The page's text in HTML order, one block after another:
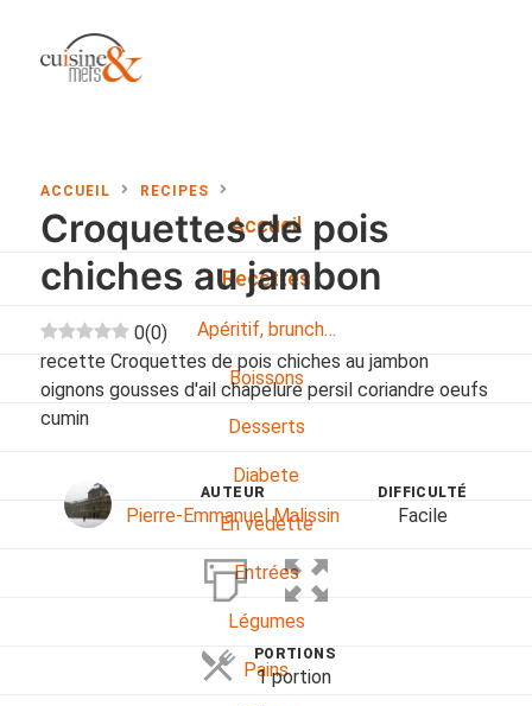
Accueil
Recettes
Apéritif, brunch…
Boissons
Desserts
Diabete
En vedette
Entrées
Légumes
Pains
ACCUEIL RECIPES
Croquettes de pois
chiches au jambon
0(0)
recette Croquettes de pois chiches au jambon
oignons gousses d'ail chapelure persil coriandre oeufs
cumin
AUTEUR
Pierre-Emmanuel Malissin
DIFFICULTÉ
Facile
PORTIONS
1 portion